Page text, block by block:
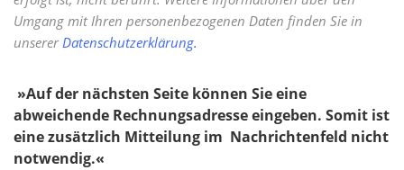
Umgang mit Ihren personenbezogenen Daten finden Sie in
unsererDatenschutzerklärung.
»​​​​​​​Auf der nächsten Seite können Sie eine
abweichende Rechnungsadresse eingeben. Somit ist
eine zusätzlich Mitteilung im Nachrichtenfeld nicht
notwendig.«